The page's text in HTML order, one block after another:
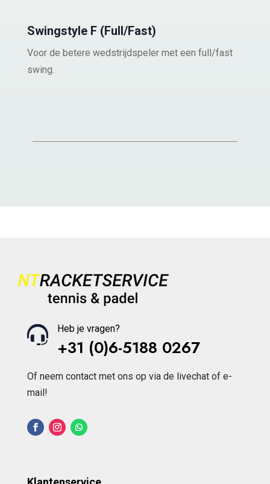
Swingstyle F (Full/Fast)
Voor de betere wedstrijdspeler met een full/fast
swing.
Heb je vragen?
+31 (0)6-5188 0267
Of neem contact met ons op via de livechat of e-
mail!